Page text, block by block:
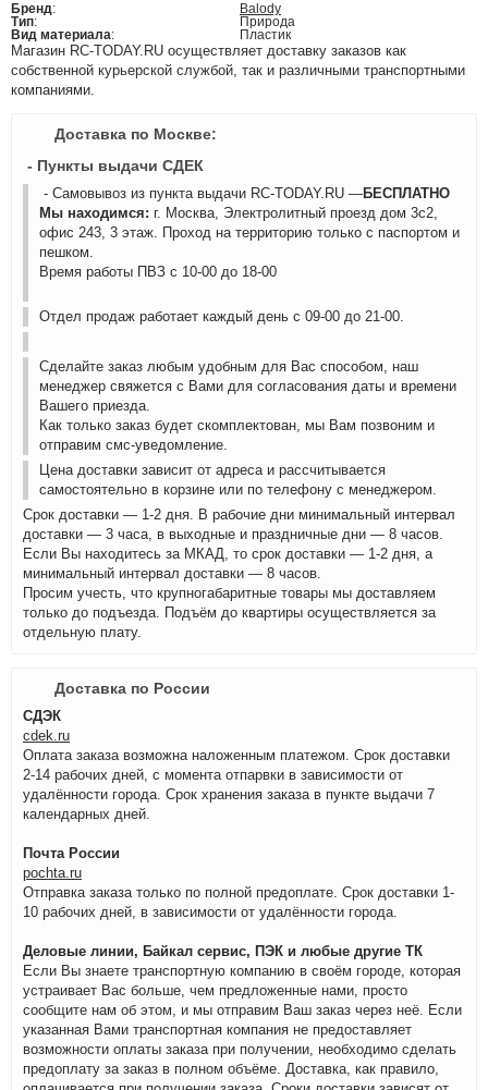
Бренд:
Balody
Тип:
Природа
Вид материала: Пластик
Магазин RC-TODAY.RU осуществляет доставку заказов как
собственной курьерской службой, так и различными транспортными
компаниями.
Доставка по Москве:
- Пункты выдачи СДЕК
- Самовывоз из пункта выдачи RC-TODAY.RU —БЕСПЛАТНО
Мы находимся: г. Москва, Электролитный проезд дом 3с2,
офис 243, 3 этаж. Проход на территорию только с паспортом и
пешком.
Время работы ПВЗ с 10-00 до 18-00
Отдел продаж работает каждый день с 09-00 до 21-00.
Сделайте заказ любым удобным для Вас способом, наш
менеджер свяжется с Вами для согласования даты и времени
Вашего приезда.
Как только заказ будет скомплектован, мы Вам позвоним и
отправим смс-уведомление.
Цена доставки зависит от адреса и рассчитывается
самостоятельно в корзине или по телефону с менеджером.
Срок доставки — 1-2 дня. В рабочие дни минимальный интервал
доставки — 3 часа, в выходные и праздничные дни — 8 часов.
Если Вы находитесь за МКАД, то срок доставки — 1-2 дня, а
минимальный интервал доставки — 8 часов.
Просим учесть, что крупногабаритные товары мы доставляем
только до подъезда. Подъём до квартиры осуществляется за
отдельную плату.
Доставка по России
СДЭК
cdek.ru
Оплата заказа возможна наложенным платежом. Срок доставки
2-14 рабочих дней, с момента отпарвки в зависимости от
удалённости города. Срок хранения заказа в пункте выдачи 7
календарных дней.
Почта России
pochta.ru
Отправка заказа только по полной предоплате. Срок доставки 1-
10 рабочих дней, в зависимости от удалённости города.
Деловые линии, Байкал сервис, ПЭК и любые другие ТК
Если Вы знаете транспортную компанию в своём городе, которая
устраивает Вас больше, чем предложенные нами, просто
сообщите нам об этом, и мы отправим Ваш заказ через неё. Если
указанная Вами транспортная компания не предоставляет
возможности оплаты заказа при получении, необходимо сделать
предоплату за заказ в полном объёме. Доставка, как правило,